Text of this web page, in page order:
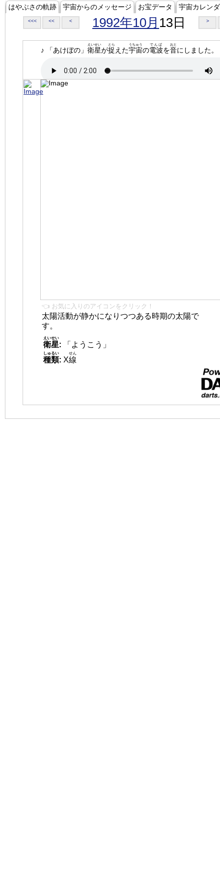
はやぶさの軌跡 宇宙からのメッセージ お宝データ 宇宙カレン
<<< << < 1992年10月 13日 >
♪ 「あけぼの」 衛星
えいせい
が捉
とら
えた宇宙
うちゅう
の電波
でんぱ
を音
おと
にしました。
👈 お気に入りのアイコンをクリック！
太陽活動が静かになりつつある時期の太陽で
す。
衛星
えいせい
:
「ようこう」
種類
しゅるい
: X線
せん